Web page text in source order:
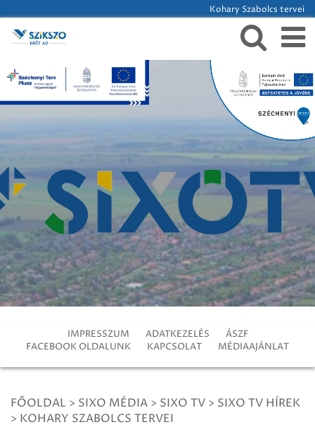
Kohary Szabolcs tervei
IMPRESSZUM ADATKEZELÉS
ÁSZF
FACEBOOK OLDALUNK
KAPCSOLAT MÉDIAAJÁNLAT
FŐOLDAL > SIXO MÉDIA > SIXO TV > SIXO TV HÍREK
> KOHARY SZABOLCS TERVEI